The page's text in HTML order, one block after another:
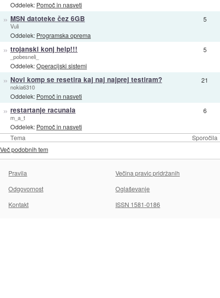
Tema Sporočila
Oddelek: Pomoč in nasveti
» MSN datoteke čez 6GB
Vuli
Oddelek: Programska oprema
5
» trojanski konj help!!!
_pobesneli_
Oddelek:Operacijski sistemi
5
» Novi komp se resetira kaj naj najprej testiram?
nokia6310
Oddelek: Pomoč in nasveti
21
» restartanje racunala
m_a_t
Oddelek: Pomoč in nasveti
6
Več podobnih tem
Pravila
Večina pravic pridržanih
Odgovornost
Oglaševanje
Kontakt
ISSN 1581-0186